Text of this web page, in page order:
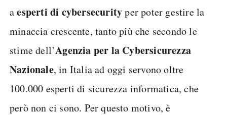
aesperti di cybersecurityper poter gestire la
minaccia crescente, tanto più che secondo le
stime dell’Agenzia per la Cybersicurezza
Nazionale, in Italia ad oggi servono oltre
100.000 esperti di sicurezza informatica, che
però non ci sono. Per questo motivo, è